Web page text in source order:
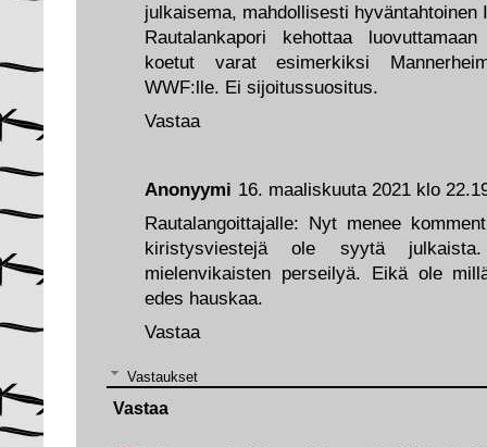
Anonyymi 16. maaliskuuta 2021 klo
Rautalangoittajalle: Nyt menee
kiristysviestejä ole syytä
mielenvikaisten perseilyä. Eikä ole
edes hauskaa.
Vastaa
Vastaukset
Vastaa
julkaisema, mahdollisesti hyväntahtoinen
Rautalankapori kehottaa
koetut varat esimerkiksi
WWF:lle. Ei sijoitussuositus.
Vastaa